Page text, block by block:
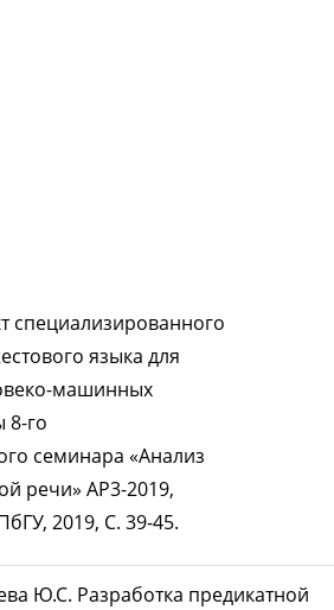
специализированного
языка для
машинных
8-го
семинара «Анализ
речи» АР3-2019,
2019, С. 39-45.
Ю.С. Разработка предикатной